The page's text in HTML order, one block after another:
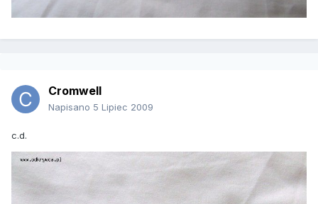
Cromwell
Napisano 5 Lipiec 2009
c.d.